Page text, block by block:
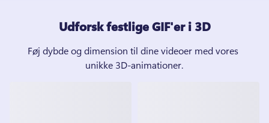
Udforsk festlige GIF'er i 3D
Føj dybde og dimension til dine videoer med vores
unikke 3D-animationer.